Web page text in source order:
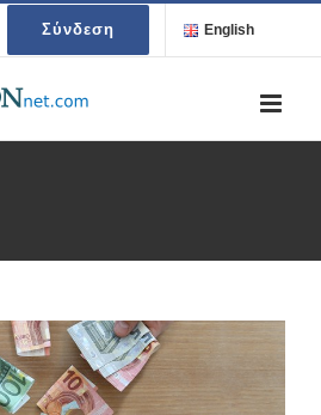
Σύνδεση English